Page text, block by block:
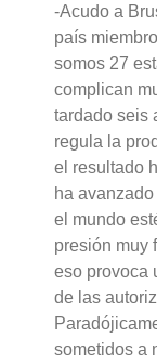
-Acudo a
país
somos 27
complican
tardado seis
regula la
el resultado
ha
el mundo
presión muy
eso provoca
de las
sometidos a